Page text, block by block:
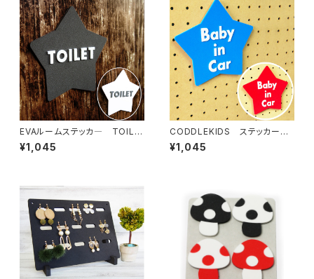
EVAルームステッカ― TOILE
T
¥1,045
CODDLEKIDS ステッカー
Baby in Car
¥1,045